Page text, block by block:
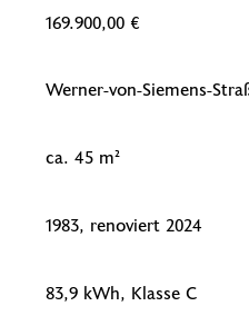
169.900,00 €
Werner-von-Siemens-
ca. 45 m²
1983, renoviert 2024
83,9 kWh, Klasse C